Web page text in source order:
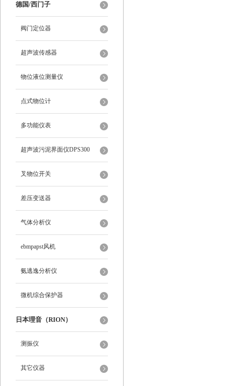
德国/西门子
阀门定位器
超声波传感器
物位液位测量仪
点式物位计
多功能仪表
超声波污泥界面仪DPS300
叉物位开关
差压变送器
气体分析仪
ebmpapst风机
氨逃逸分析仪
微机综合保护器
日本理音（RION）
测振仪
其它仪器